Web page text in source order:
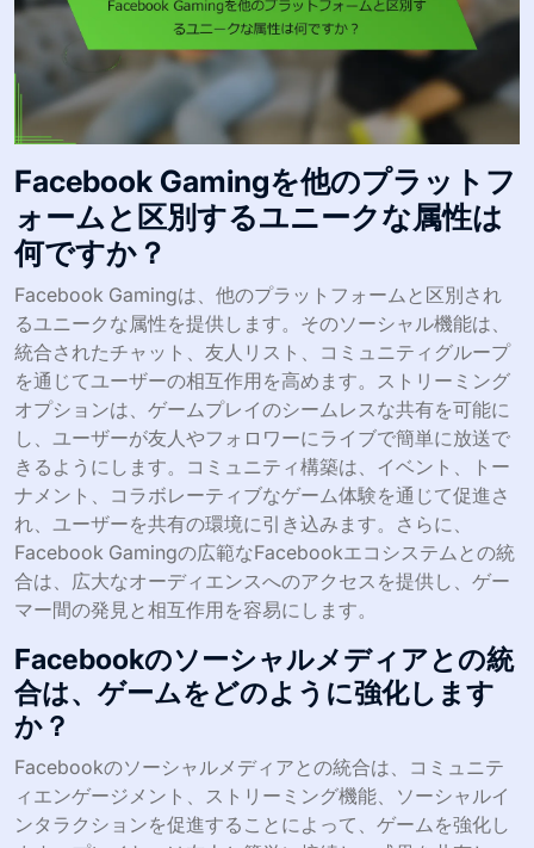
Facebook Gamingを他のプラットフ
ォームと区別するユニークな属性は
何ですか？
Facebook Gamingは、他のプラットフォームと区別され
るユニークな属性を提供します。そのソーシャル機能は、
統合されたチャット、友人リスト、コミュニティグループ
を通じてユーザーの相互作用を高めます。ストリーミング
オプションは、ゲームプレイのシームレスな共有を可能に
し、ユーザーが友人やフォロワーにライブで簡単に放送で
きるようにします。コミュニティ構築は、イベント、トー
ナメント、コラボレーティブなゲーム体験を通じて促進さ
れ、ユーザーを共有の環境に引き込みます。さらに、
Facebook Gamingの広範なFacebookエコシステムとの統
合は、広大なオーディエンスへのアクセスを提供し、ゲー
マー間の発見と相互作用を容易にします。
Facebookのソーシャルメディアとの統
合は、ゲームをどのように強化します
か？
Facebookのソーシャルメディアとの統合は、コミュニテ
ィエンゲージメント、ストリーミング機能、ソーシャルイ
ンタラクションを促進することによって、ゲームを強化し